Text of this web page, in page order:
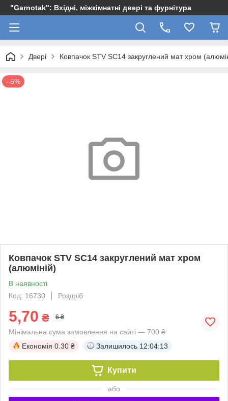
"Garnotak": Вхідні, міжкімнатні двері та фурнітура
Двері Ковпачок STV SC14 закруглений мат хром
–5%
Ковпачок STV SC14 закруглений мат хром
(алюміній)
В наявності
Код: 16730
Роздріб
5,70 ₴ 6 ₴
Мінімальна сума замовлення на сайті — 700 ₴
Економія 0.30 ₴ Залишилось 12:04:12
Купити
або